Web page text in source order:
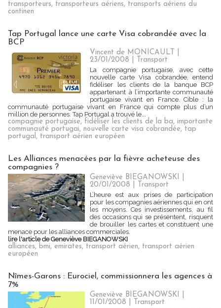
transporteurs, transporteurs aériens, transports aériens du
continen
Tap Portugal lance une carte Visa cobrandée avec la
BCP
Vincent de MONICAULT |
23/01/2008
Transport
La compagnie portugaise, avec cette
nouvelle carte Visa cobrandée, entend
fidéliser les clients de la banque BCP
appartenant à l’importante communauté
portugaise vivant en France. Cible : la
communauté portugaise vivant en France qui compte plus d’un
million de personnes. Tap Portugal a trouvé le...
compagnie portugaise, fidéliser les clients de la ba, importante
communauté portugai, nouvelle carte visa cobrandée, tap
portugal, transport aérien européen
Les Alliances menacées par la fièvre acheteuse des
compagnies ?
Geneviève BIEGANOWSKI |
20/01/2008
Transport
L’heure est aux prises de participation
pour les compagnies aériennes qui en ont
les moyens. Ces investissements, au fil
des occasions qui se présentent, risquent
de brouiller les cartes et constituent une
menace pour les alliances commerciales.
lire l'article de Geneviève BIEGANOWSKI
alliances, bmi, emirates, transport aérien, transport aérien
européen
Nîmes-Garons : Eurociel, commissionnera les agences à
7%
Geneviève BIEGANOWSKI |
11/01/2008
Transport